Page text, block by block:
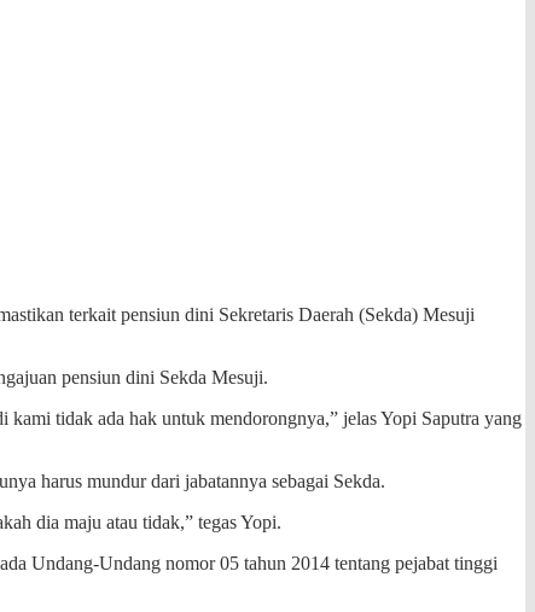
terkait pensiun dini Sekretaris Daerah (Sekda) Mesuji
pensiun dini Sekda Mesuji.
tidak ada hak untuk mendorongnya,” jelas Yopi Saputra yang
harus mundur dari jabatannya sebagai Sekda.
dia maju atau tidak,” tegas Yopi.
Undang-Undang nomor 05 tahun 2014 tentang pejabat tinggi